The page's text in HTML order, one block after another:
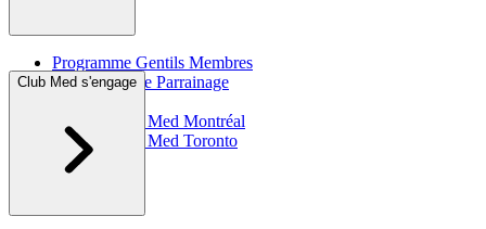
Programme Gentils Membres
Programme de Parrainage
Agence Club Med Montréal
Agence Club Med Toronto
Club Med s'engage